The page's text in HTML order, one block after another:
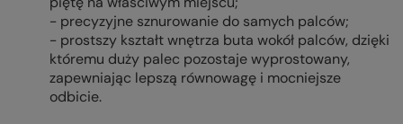
- precyzyjne sznurowanie do samych palców;
- prostszy kształt wnętrza buta wokół palców, dzięki
któremu duży palec pozostaje wyprostowany,
zapewniając lepszą równowagę i mocniejsze
odbicie.